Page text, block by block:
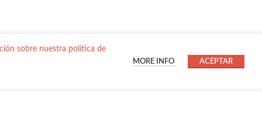
sobre nuestra política de
MORE INFO ACEPTAR